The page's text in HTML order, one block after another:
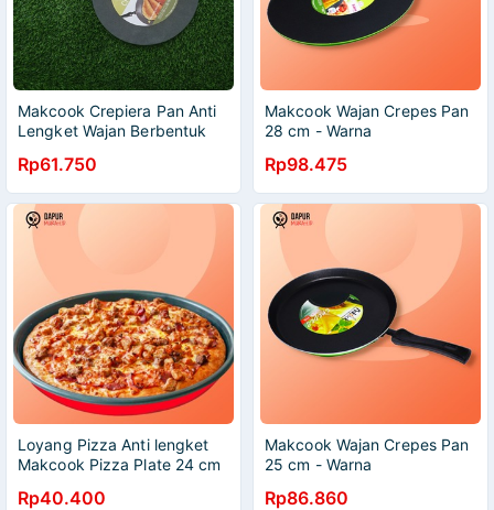
Makcook Crepiera Pan Anti
Lengket Wajan Berbentuk
Rp61.750
Makcook Wajan Crepes Pan
28 cm - Warna
Rp98.475
Loyang Pizza Anti lengket
Makcook Pizza Plate 24 cm
Rp40.400
Makcook Wajan Crepes Pan
25 cm - Warna
Rp86.860